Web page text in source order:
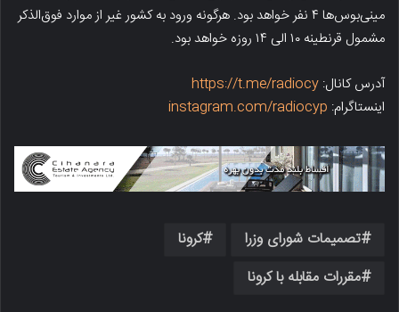
مینی‌بوس‌ها ۴ نفر خواهد بود. هرگونه ورود به کشور غیر از موارد فوق‌الذکر
مشمول قرنطینه ۱۰ الی ۱۴ روزه خواهد بود.
آدرس کانال: https://t.me/radiocy
اینستاگرام: instagram.com/radiocyp
تصمیمات شورای وزرا
کرونا
مقررات مقابله با کرونا